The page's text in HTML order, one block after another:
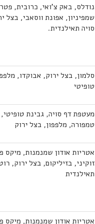
נודלס, באק צ'ואי, כרובית,
שמפיניון, אפונת ווסאבי, בצל
סויה תאילנדית.
סלמון, בצל ירוק, אבוקדו,
טופיטי
מעטפת דף סויה, גבינת
טמפורה, מלפפון, בצל ירוק
אטריות אודון שמנמנות, מיקס
זוקיני, בזיליקום, בצל ירוק,
תאילנדית
אטריות אודון שמנמנות, מיקס